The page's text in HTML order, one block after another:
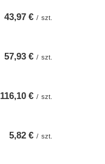
43,97 € / szt.
57,93 € / szt.
116,10 € / szt.
5,82 € / szt.